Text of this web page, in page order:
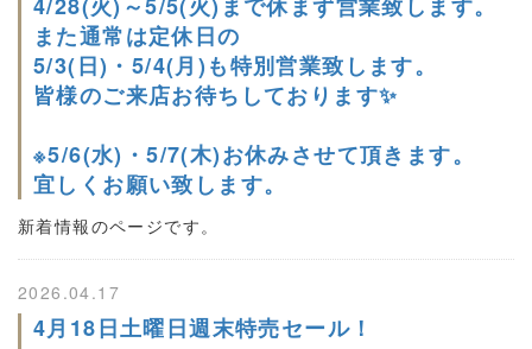
また通常は定休日の
5/3(日)・5/4(月)も特別営業致します。
皆様のご来店お待ちしております✨
※5/6(水)・5/7(木)お休みさせて頂きます。
宜しくお願い致します。
新着情報のページです。
2026.04.17
4月18日土曜日週末特売セール！